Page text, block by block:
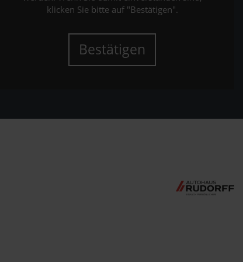
klicken Sie bitte auf "Bestätigen".
Bestätigen